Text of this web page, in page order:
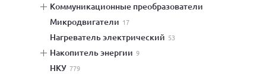
коммуникационные преобразователи
микродвигатели 17
нагреватель электрический 53
накопитель энергии 9
НКУ 779